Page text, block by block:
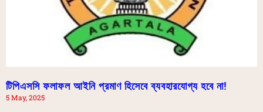
টিপিএসসি ফলাফল আইনি প্রমাণ হিসেবে ব্যবহারযোগ্য হবে না!
5 May, 2025